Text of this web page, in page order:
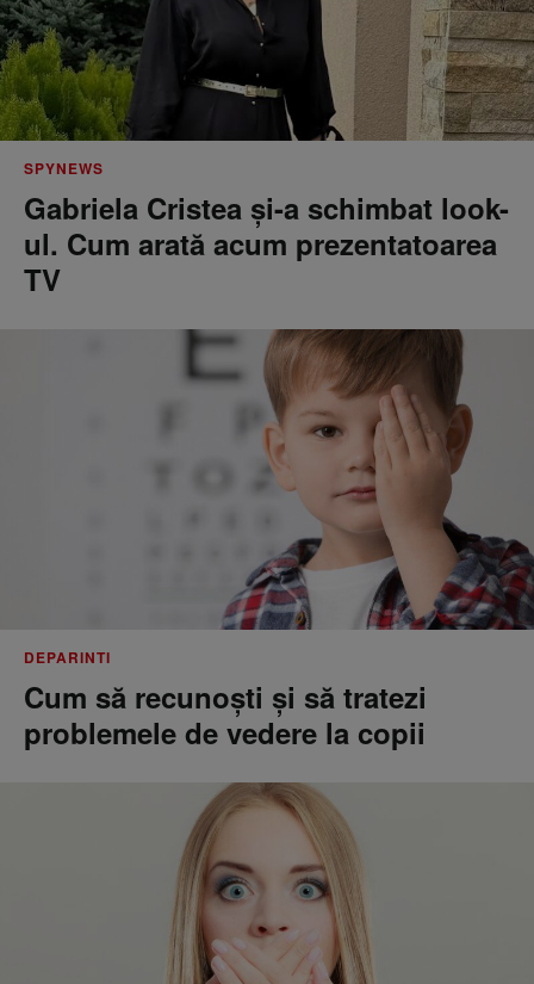
SPYNEWS
Gabriela Cristea și-a schimbat look-
ul. Cum arată acum prezentatoarea
TV
DEPARINTI
Cum să recunoști și să tratezi
problemele de vedere la copii